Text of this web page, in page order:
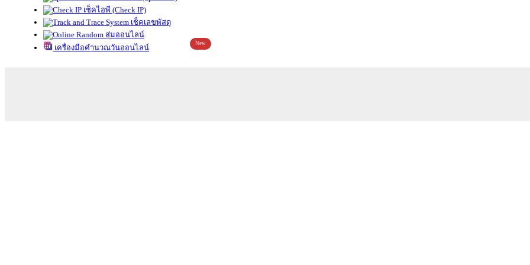
เช็คไอพี (Check IP)
เช็คเลขพัสดุ
สุ่มออนไลน์
เครื่องมือคำนวณวันออนไลน์
New